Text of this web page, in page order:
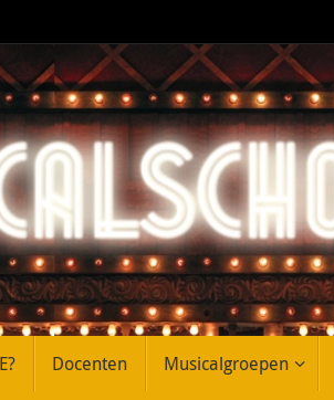
Docenten Musicalgroepen